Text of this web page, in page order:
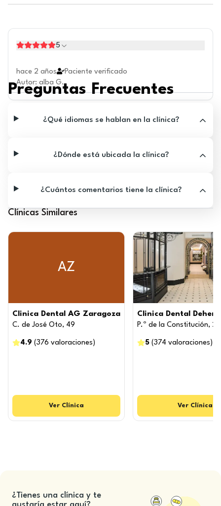
5
hace 2 años
Paciente verificado
Autor: alba G.
Preguntas Frecuentes
¿Qué idiomas se hablan en la clínica?
¿Dónde está ubicada la clínica?
¿Cuántos comentarios tiene la clínica?
Clínicas Similares
AZ
Clinica Dental AG Zaragoza
C. de José Oto, 49
4.9 (376 valoraciones )
Ver Clínica
Clinica Dental
P.º de la Constitución,
5 (374 valoraciones )
Ver Clínica
¿Tienes una clínica y te